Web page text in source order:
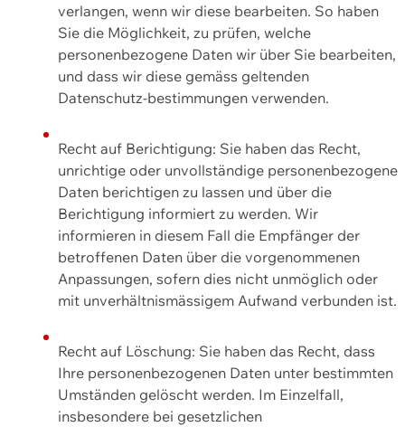
verlangen, wenn wir diese bearbeiten. So haben
Sie die Möglichkeit, zu prüfen, welche
personenbezogene Daten wir über Sie bearbeiten,
und dass wir diese gemäss geltenden
Datenschutz-bestimmungen verwenden.
Recht auf Berichtigung: Sie haben das Recht,
unrichtige oder unvollständige personenbezogene
Daten berichtigen zu lassen und über die
Berichtigung informiert zu werden. Wir
informieren in diesem Fall die Empfänger der
betroffenen Daten über die vorgenommenen
Anpassungen, sofern dies nicht unmöglich oder
mit unverhältnismässigem Aufwand verbunden ist.
Recht auf Löschung: Sie haben das Recht, dass
Ihre personenbezogenen Daten unter bestimmten
Umständen gelöscht werden. Im Einzelfall,
insbesondere bei gesetzlichen